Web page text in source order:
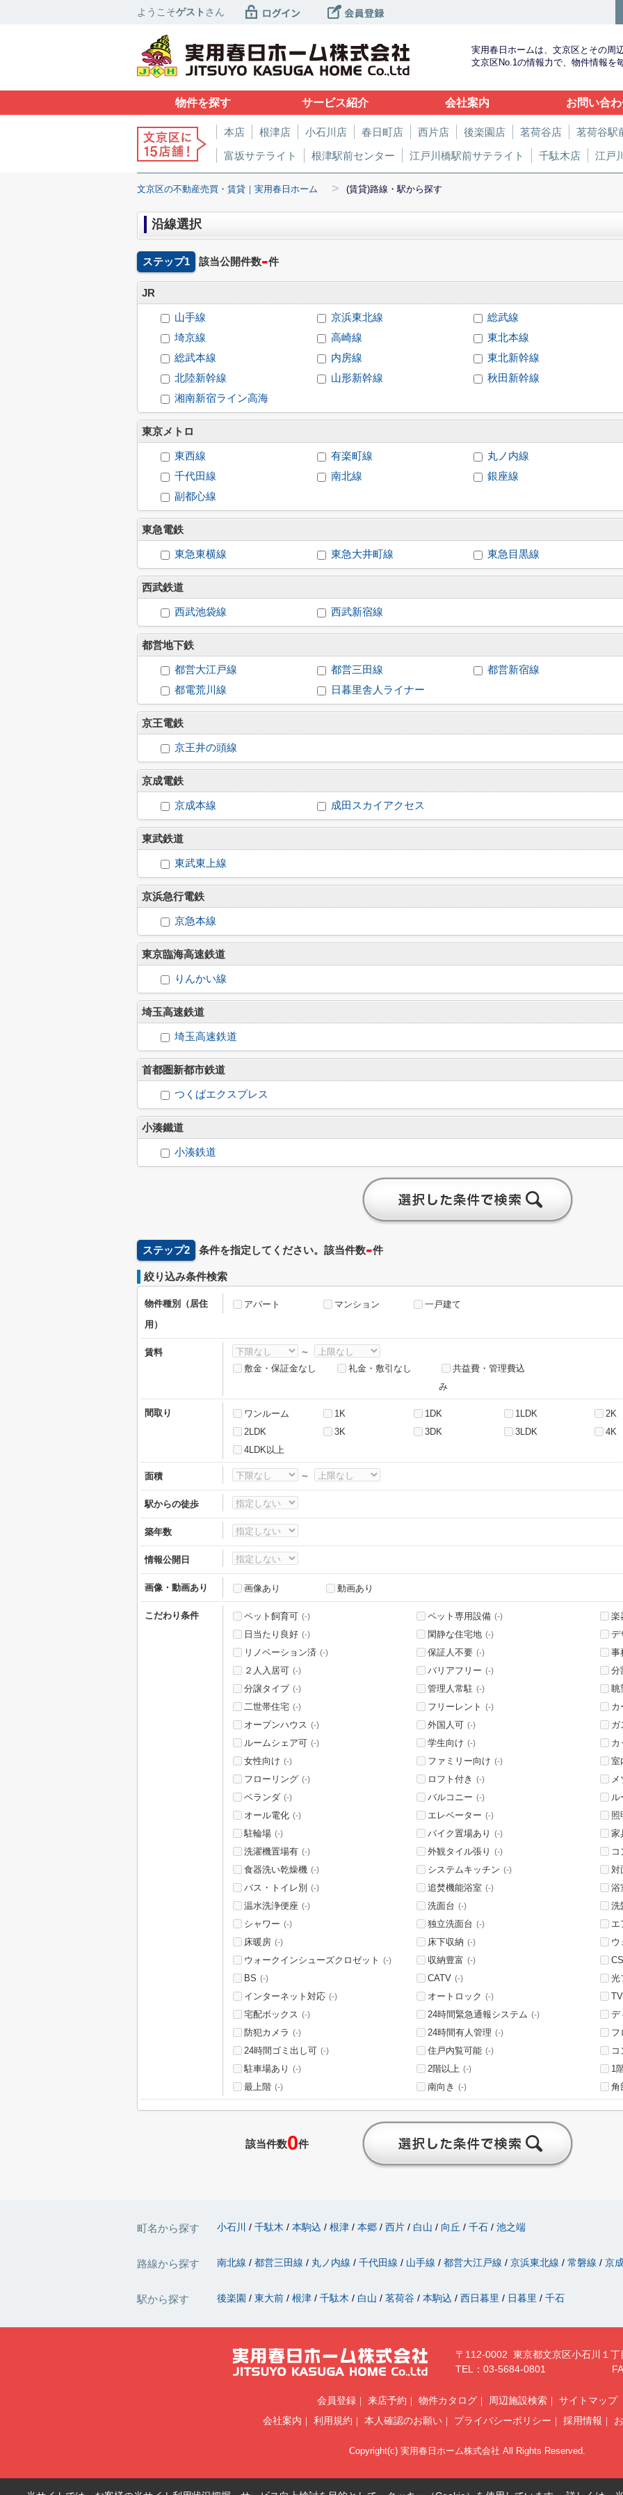
ようこそゲスト さん
実用春日ホームは、文京区とその周
文京区No.1の情報力で、物件情報を
物件を探す サービス紹介 会社案内 お問い合
本店 根津店 小石川店 春日町店 西片店 後楽園店 茗荷谷店 茗荷谷駅
富坂サテライト
根津駅前センター 江戸川橋駅前サテライト 千駄木店 江戸
文京区の不動産売買・賃貸｜実用春日ホーム > (賃貸)路線・駅から探す
沿線選択
ステップ1 該当公開件数-件
JR
山手線 京浜東北線 総武線
埼京線
高崎線 東北本線
総武本線
内房線 東北新幹線
北陸新幹線
山形新幹線 秋田新幹線
湘南新宿ライン高海
東京メトロ
東西線 有楽町線 丸ノ内線
千代田線
南北線 銀座線
副都心線
東急電鉄
東急東横線 東急大井町線 東急目黒線
西武鉄道
西武池袋線 西武新宿線
都営地下鉄
都営大江戸線 都営三田線 都営新宿線
都電荒川線
日暮里舎人ライナー
京王電鉄
京王井の頭線
京成電鉄
京成本線 成田スカイアクセス
東武鉄道
東武東上線
京浜急行電鉄
京急本線
東京臨海高速鉄道
りんかい線
埼玉高速鉄道
埼玉高速鉄道
首都圏新都市鉄道
つくばエクスプレス
小湊鐵道
小湊鉄道
ステップ2 条件を指定してください。該当件数-件
絞り込み条件検索
物件種別（居住
用）
アパート マンション 一戸建て
賃料
～
敷金・保証金なし
礼金・敷引なし
共益費・管理費込
み
間取り ワンルーム 1K 1DK 1LDK 2K
2LDK
3K 3DK 3LDK 4K
4LDK以上
面積 ～
駅からの徒歩
築年数
情報公開日
画像・動画あり 画像あり 動画あり
こだわり条件 ペット飼育可 (-) ペット専用設備 (-) 楽
日当たり良好 (-) 閑静な住宅地 (-) デ
リノベーション済 (-) 保証人不要 (-) 事
２人入居可 (-) バリアフリー (-) 分
分譲タイプ (-) 管理人常駐 (-) 眺
二世帯住宅 (-) フリーレント (-) カ
オープンハウス (-) 外国人可 (-) ガ
ルームシェア可 (-) 学生向け (-) カ
女性向け (-) ファミリー向け (-) 室
フローリング (-) ロフト付き (-) メ
ベランダ (-) バルコニー (-) ル
オール電化 (-) エレベーター (-) 照
駐輪場 (-) バイク置場あり (-) 家
洗濯機置場有 (-) 外観タイル張り (-)
食器洗い乾燥機 (-) システムキッチン (-) 対
バス・トイレ別 (-) 追焚機能浴室 (-) 浴
温水洗浄便座 (-) 洗面台 (-) 洗
シャワー (-) 独立洗面台 (-) エ
床暖房 (-) 床下収納 (-) ウ
ウォークインシューズクロゼット (-) 収納豊富 (-) CS
BS (-) CATV (-) 光
インターネット対応 (-) オートロック (-)
宅配ボックス (-) 24時間緊急通報システム (-) デ
防犯カメラ (-) 24時間有人管理 (-) フ
24時間ゴミ出し可 (-) 住戸内覧可能 (-)
駐車場あり (-) 2階以上 (-) 1
最上階 (-) 南向き (-) 角
該当件数0件
町名から探す 小石川 千駄木 本駒込 根津 本郷 西片 白山 向丘 千石 池之端
路線から探す 南北線 都営三田線 丸ノ内線 千代田線 山手線 都営大江戸線 京浜東北線 常磐線 京
駅から探す 後楽園 東大前 根津 千駄木 白山 茗荷谷 本駒込 西日暮里 日暮里 千石
〒112-0002 東京都文京区小石川１丁
TEL：03-5684-0801
会員登録 来店予約 物件カタログ 周辺施設検索
サイトマップ
会社案内
利用規約 本人確認のお願い プライバシーポリシー 採用情報
Copyright(c) 実用春日ホーム株式会社 All Rights Reserved.